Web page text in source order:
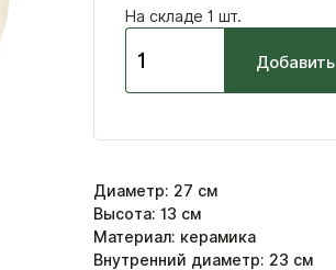
На складе 1 шт.
Добавить
Диаметр: 27 см
Высота: 13 см
Материал: керамика
Внутренний диаметр: 23 см